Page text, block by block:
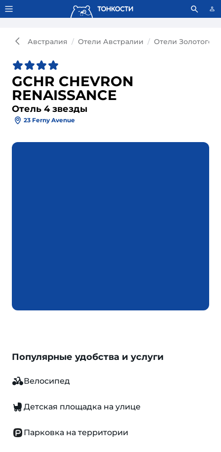
Тонкости используют сookie-файлы. Что это значит?
Австралия Отели Австралии Отели Золотого
GCHR CHEVRON
RENAISSANCE
Отель 4 звезды
23 Ferny Avenue
Популярные удобства и услуги
Велосипед
Детская площадка на улице
Парковка на территории